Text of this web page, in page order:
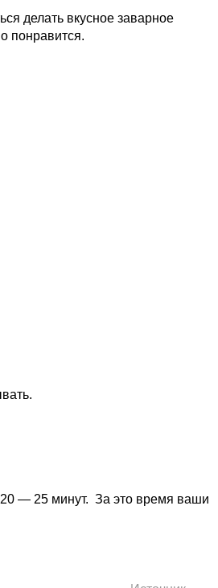
делать вкусное заварное
понравится.
20 — 25 минут. За это время ваши